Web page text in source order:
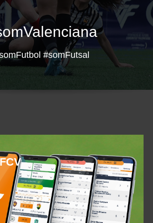
#somFutsal